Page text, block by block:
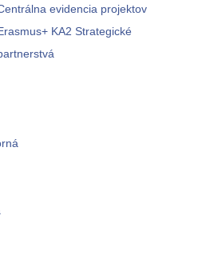
evidencia projektov
KA2 Strategické